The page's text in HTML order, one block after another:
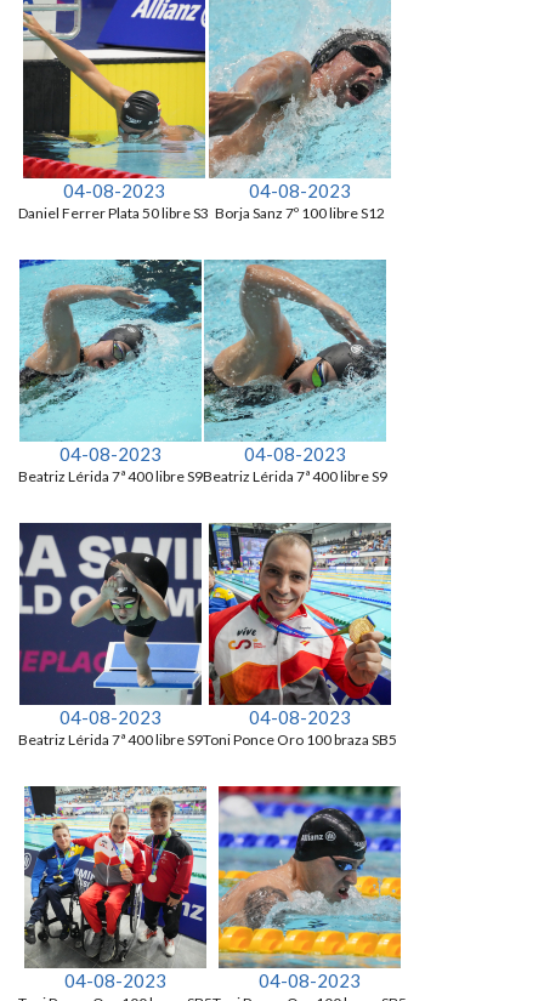
04-08-2023
Daniel Ferrer Plata 50 libre S3
04-08-2023
Borja Sanz 7º 100 libre S12
04-08-2023
Beatriz Lérida 7ª 400 libre S9
04-08-2023
Beatriz Lérida 7ª 400 libre S9
04-08-2023
Beatriz Lérida 7ª 400 libre S9
04-08-2023
Toni Ponce Oro 100 braza SB5
04-08-2023 04-08-2023